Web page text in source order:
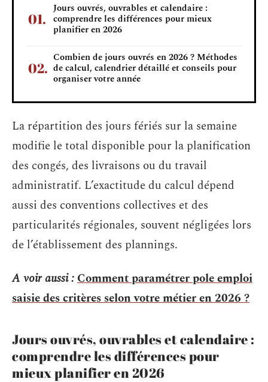
Jours ouvrés, ouvrables et calendaire :
comprendre les différences pour mieux
planifier en 2026
Combien de jours ouvrés en 2026 ? Méthodes
de calcul, calendrier détaillé et conseils pour
organiser votre année
La répartition des jours fériés sur la semaine
modifie le total disponible pour la planification
des congés, des livraisons ou du travail
administratif. L’exactitude du calcul dépend
aussi des conventions collectives et des
particularités régionales, souvent négligées lors
de l’établissement des plannings.
A voir aussi :Comment paramétrer pole emploi
saisie des critères selon votre métier en 2026 ?
Jours ouvrés, ouvrables et calendaire :
comprendre les différences pour
mieux planifier en 2026